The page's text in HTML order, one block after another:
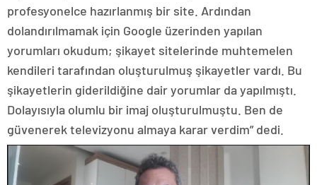
profesyonelce hazırlanmış bir site. Ardından
dolandırılmamak için Google üzerinden yapılan
yorumları okudum; şikayet sitelerinde muhtemelen
kendileri tarafından oluşturulmuş şikayetler vardı. Bu
şikayetlerin giderildiğine dair yorumlar da yapılmıştı.
Dolayısıyla olumlu bir imaj oluşturulmuştu. Ben de
güvenerek televizyonu almaya karar verdim” dedi.